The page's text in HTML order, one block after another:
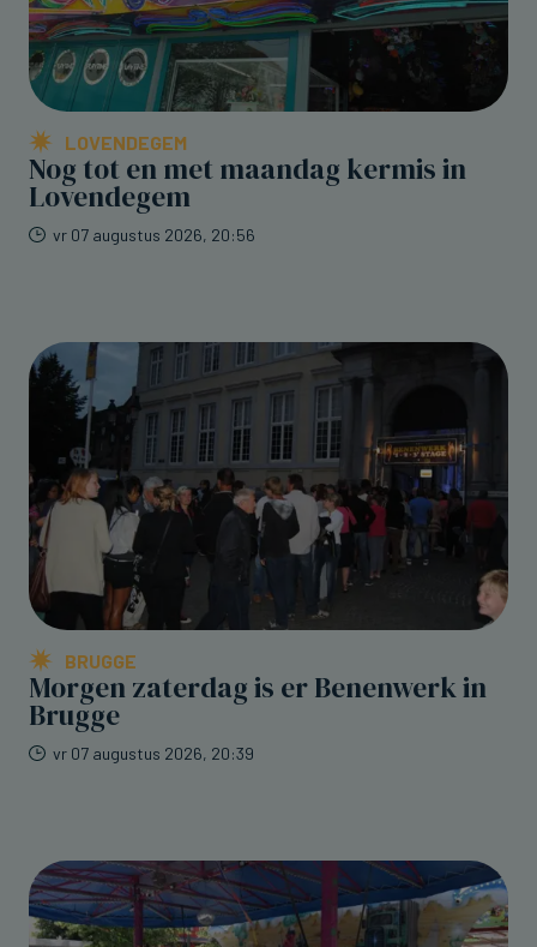
LOVENDEGEM
Nog tot en met maandag kermis in
Lovendegem
vr 07 augustus 2026, 20:56
BRUGGE
Morgen zaterdag is er Benenwerk in
Brugge
vr 07 augustus 2026, 20:39